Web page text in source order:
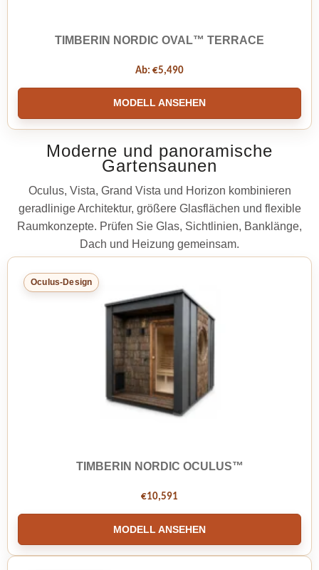
TIMBERIN NORDIC OVAL™ TERRACE
Ab: €5,490
MODELL ANSEHEN
Moderne und panoramische
Gartensaunen
Oculus, Vista, Grand Vista und Horizon kombinieren
geradlinige Architektur, größere Glasflächen und flexible
Raumkonzepte. Prüfen Sie Glas, Sichtlinien, Banklänge,
Dach und Heizung gemeinsam.
Oculus-Design
TIMBERIN NORDIC OCULUS™
€10,591
MODELL ANSEHEN